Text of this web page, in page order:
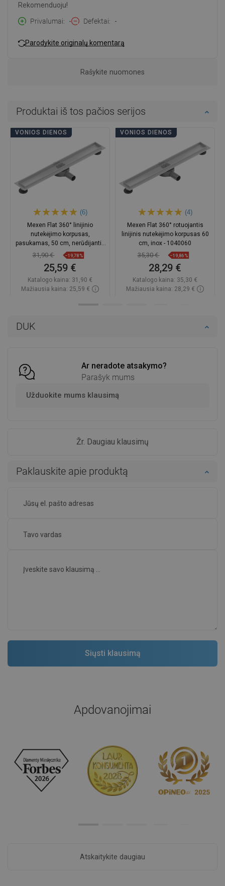
DUK
Ar neradote atsakymo?
Parašyk mums
Užduokite mums klausimą
Žr. Daugiau klausimų
Rekomenduoju!
Privalumai
- Defektai -
Parodykite originalų komentarą
Rašykite nuomones
Paklauskite apie produktą
Produktai iš tos pačios serijos
VONIOS DIENOS
(6)
Mexen Flat 360° linijinio
nutekėjimo korpusas,
pasukamas, 50 cm, nerūdijantis
plienas - 1040050
31,90 € −19,78%
25,59 €
Katalogo kaina: 31,90 €
Mažiausia kaina: 25,59 €
VONIOS DIENOS
(4)
Mexen Flat 360° rotuojantis
linijinis nutekėjimo korpusas 60
cm, inox - 1040060
35,30 € −19,86%
28,29 €
Katalogo kaina: 35,30 €
Mažiausia kaina: 28,29 €
Apdovanojimai
Atskaitykite daugiau